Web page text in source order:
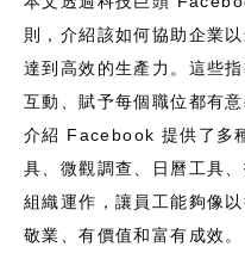
則，介紹該如何協助企業
達到高效的生產力。這些
互動、賦予每個職位都有
介紹 Facebook 提供了多
具、微觀調查、日曆工具
組織運作，讓員工能夠像
敬業、有價值和富有成效。